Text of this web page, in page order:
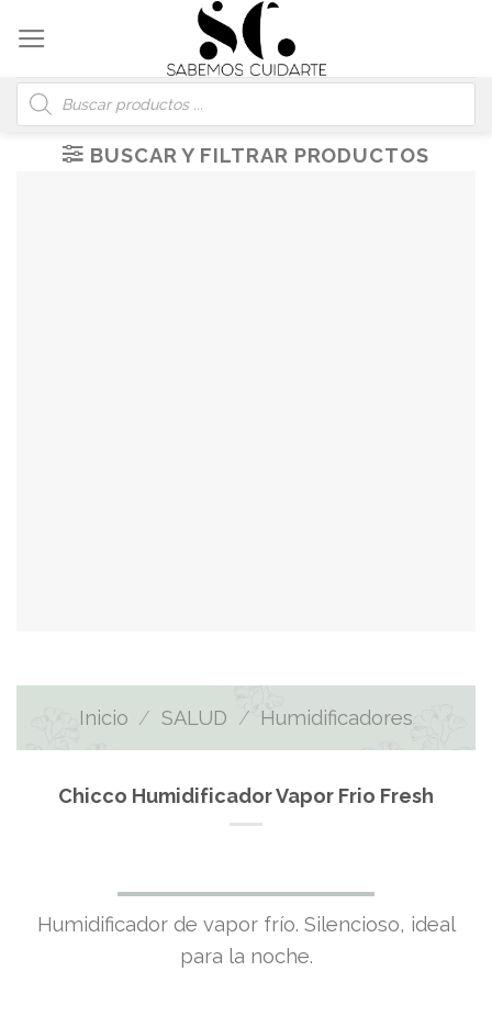
content
Búsqueda
de
productos
BUSCAR Y FILTRAR PRODUCTOS
Inicio / SALUD / Humidificadores
Chicco Humidificador Vapor Frio Fresh
Humidificador de vapor frío. Silencioso, ideal
para la noche.